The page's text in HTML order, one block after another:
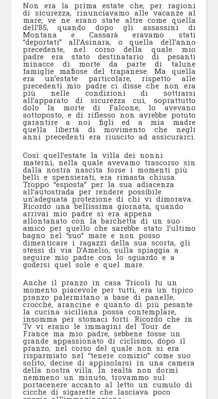
Non era la prima estate che, per ragioni
di sicurezza, rinunciavamo alle vacanze al
mare; ve ne erano state altre come quella
dell’85, quando dopo gli assassini di
Montana e Cassarà eravamo stati
“deportati” all’Asinara, o quella dell’anno
precedente, nel corso della quale mio
padre era stato destinatario di pesanti
minacce di morte da parte di talune
famiglie mafiose del trapanese. Ma quella
era un’estate particolare, rispetto alle
precedenti mio padre ci disse che non era
più nelle condizioni di sottrarsi
all’apparato di sicurezza cui, soprattutto
dolo la morte di Falcone, lo avevano
sottoposto, e di riflesso non avrebbe potuto
garantire a noi figli ed a mia madre
quella libertà di movimento che negli
anni precedenti era riuscito ad assicurarci.
Così quell’estate la villa dei nonni
materni, nella quale avevamo trascorso sin
dalla nostra nascita forse i momenti più
belli e spensierati, era rimasta chiusa.
Troppo “esposta” per la sua adiacenza
all’autostrada per rendere possibile
un’adeguata protezione di chi vi dimorava.
Ricordo una bellissima giornata, quando
arrivai mio padre si era appena
allontanato con la barchetta di un suo
amico per quello che sarebbe stato l’ultimo
bagno nel “suo” mare e non posso
dimenticare i ragazzi della sua scorta, gli
stessi di via D’Amelio, sulla spiaggia a
seguire mio padre con lo sguardo e a
godersi quel sole e quel mare.
Anche il pranzo in casa Tricoli fu un
momento piacevole per tutti, era un tipico
pranzo palermitano a base di panelle,
crocché, arancine e quanto di più pesante
la cucina siciliana possa contemplare,
insomma per stomaci forti. Ricordo che in
Tv vi erano le immagini del Tour de
France ma mio padre, sebbene fosse un
grande appassionato di ciclismo, dopo il
pranzo, nel corso del quale non si era
risparmiato nel “tenere comizio” come suo
solito, decise di appisolarsi in una camera
della nostra villa. In realtà non dormì
nemmeno un minuto, trovammo sul
portacenere accanto al letto un cumulo di
cicche di sigarette che lasciava poco